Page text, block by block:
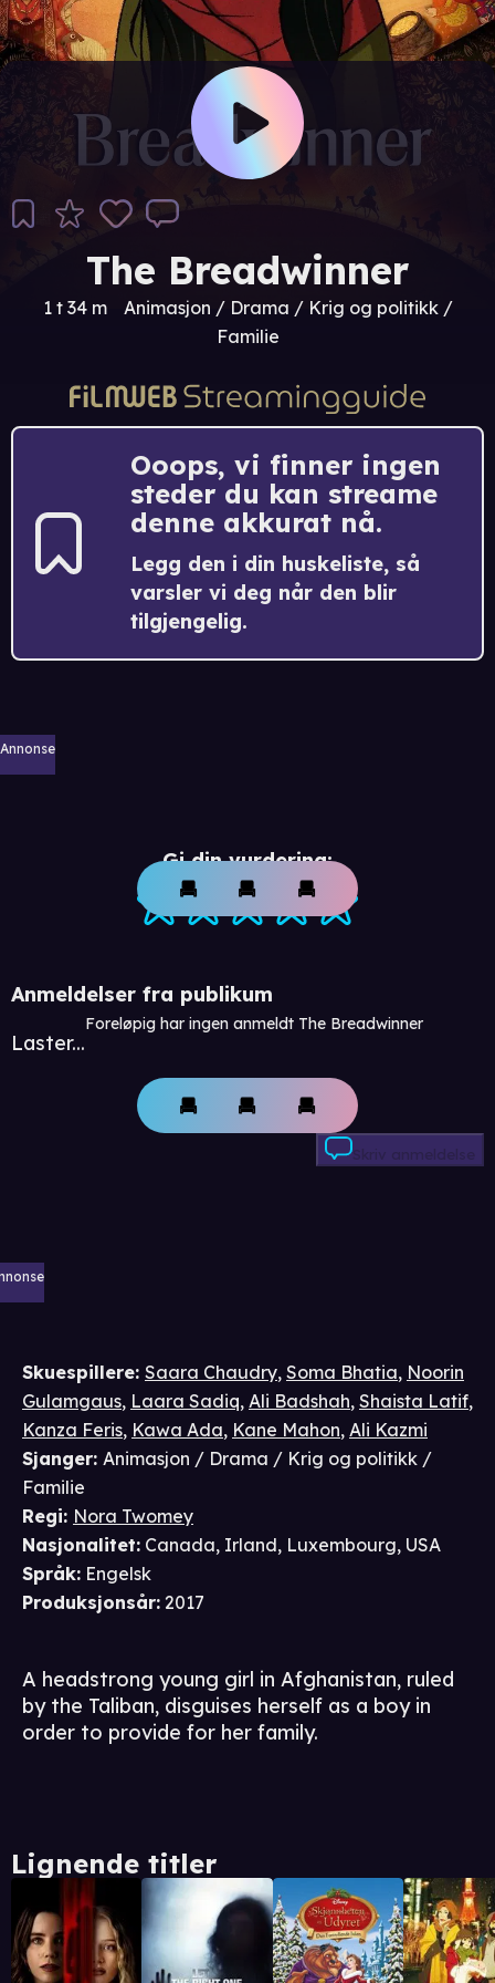
The Breadwinner
1 t 34 m
Animasjon / Drama / Krig og politikk /
Familie
Ooops, vi finner ingen
steder du kan streame
denne akkurat nå.
Legg den i din huskeliste, så
varsler vi deg når den blir
tilgjengelig.
Annonse
Gi din vurdering:
Anmeldelser fra publikum
Laster...
Foreløpig har ingen anmeldt The Breadwinner
Skriv anmeldelse
Skuespillere: Saara Chaudry, Soma Bhatia, Noorin
Gulamgaus, Laara Sadiq, Ali Badshah, Shaista Latif,
Kanza Feris, Kawa Ada, Kane Mahon, Ali Kazmi
Sjanger: Animasjon / Drama / Krig og politikk /
Familie
Regi: Nora Twomey
Nasjonalitet: Canada, Irland, Luxembourg, USA
Språk: Engelsk
Produksjonsår: 2017
A headstrong young girl in Afghanistan, ruled
by the Taliban, disguises herself as a boy in
order to provide for her family.
Lignende titler